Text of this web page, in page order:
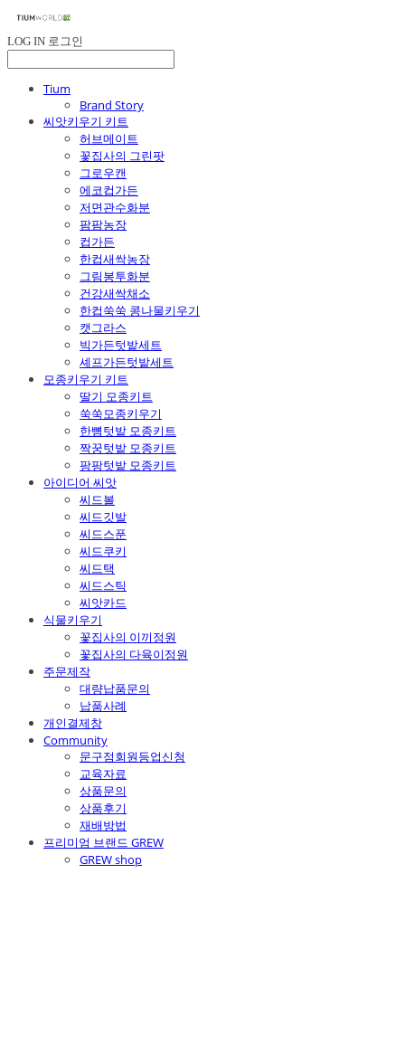
LOG IN 로그인
Tium
Brand Story
씨앗키우기 키트
허브메이트
꽃집사의 그린팟
그로우캔
에코컵가든
저면관수화분
팜팜농장
컵가든
한컵새싹농장
그림봉투화분
건강새싹채소
한컵쑥쑥 콩나물키우기
캣그라스
빅가든텃밭세트
셰프가든텃밭세트
모종키우기 키트
딸기 모종키트
쑥쑥모종키우기
한뼘텃밭 모종키트
짝꿍텃밭 모종키트
팡팡텃밭 모종키트
아이디어 씨앗
씨드볼
씨드깃발
씨드스푼
씨드쿠키
씨드택
씨드스틱
씨앗카드
식물키우기
꽃집사의 이끼정원
꽃집사의 다육이정원
주문제작
대량납품문의
납품사례
개인결제창
Community
문구점회원등업신청
교육자료
상품문의
상품후기
재배방법
프리미엄 브랜드 GREW
GREW shop